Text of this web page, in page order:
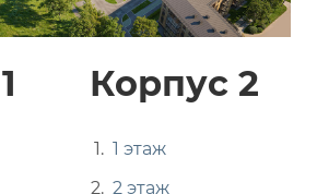
Корпус 2
1 этаж
2 этаж